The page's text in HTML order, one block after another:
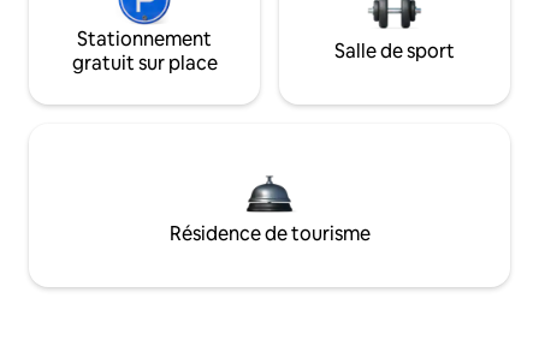
Stationnement
gratuit sur place
Salle de sport
Résidence de tourisme